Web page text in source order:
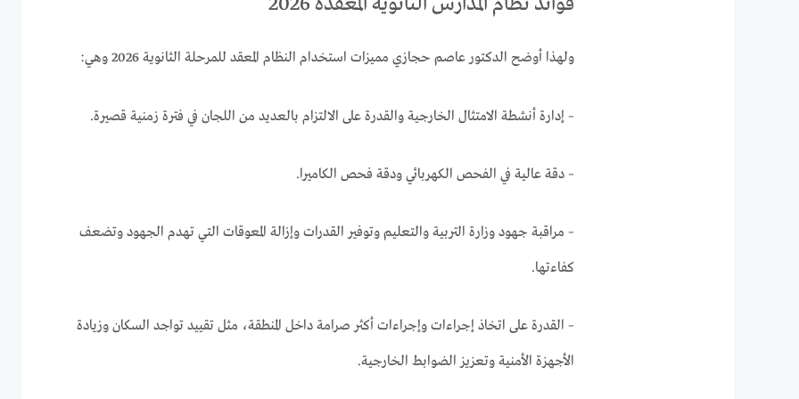
ولهذا أوضح الدكتور عاصم حجازي مميزات استخدام النظام المعقد للمرحلة الثانوية 2026 وهي:
– إدارة أنشطة الامتثال الخارجية والقدرة على الالتزام بالعديد من اللجان في فترة زمنية قصيرة.
– دقة عالية في الفحص الكهربائي ودقة فحص الكاميرا.
– مراقبة جهود وزارة التربية والتعليم وتوفير القدرات وإزالة المعوقات التي تهدم الجهود وتضعف
كفاءتها.
– القدرة على اتخاذ إجراءات وإجراءات أكثر صرامة داخل المنطقة، مثل تقييد تواجد السكان وزيادة
الأجهزة الأمنية وتعزيز الضوابط الخارجية.